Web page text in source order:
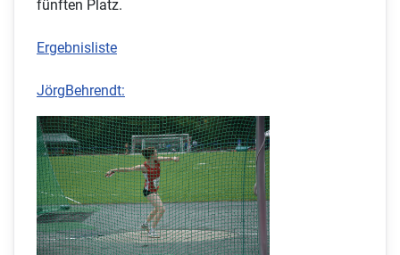
fünften Platz.
Ergebnisliste
JörgBehrendt: